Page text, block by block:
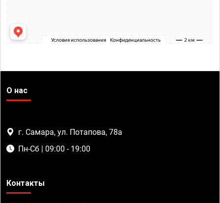
О нас
г. Самара, ул. Потапова, 78а
Пн-Сб | 09:00 - 19:00
Контакты